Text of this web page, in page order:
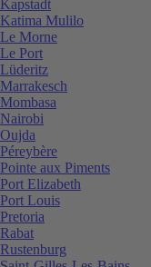
Kapstadt
Katima Mulilo
Le Morne
Le Port
Lüderitz
Marrakesch
Mombasa
Nairobi
Oujda
Péreybère
Pointe aux Piments
Port Elizabeth
Port Louis
Pretoria
Rabat
Rustenburg